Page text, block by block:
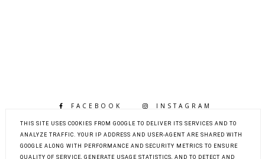
FACEBOOK INSTAGRAM
BLOGLOVIN
THIS SITE USES COOKIES FROM GOOGLE TO DELIVER ITS SERVICES AND TO
ANALYZE TRAFFIC. YOUR IP ADDRESS AND USER-AGENT ARE SHARED WITH
GOOGLE ALONG WITH PERFORMANCE AND SECURITY METRICS TO ENSURE
QUALITY OF SERVICE, GENERATE USAGE STATISTICS, AND TO DETECT AND